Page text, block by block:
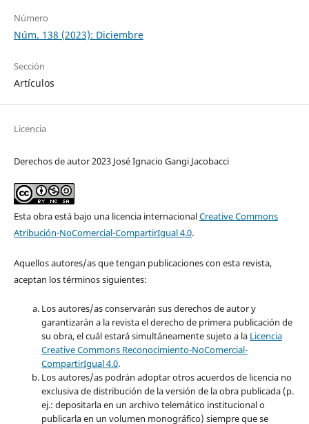
Número
Núm. 138 (2023): Diciembre
Sección
Artículos
Licencia
Derechos de autor 2023 José Ignacio Gangi Jacobacci
Esta obra está bajo una licencia internacionalCreative Commons
Atribución-NoComercial-CompartirIgual 4.0.
Aquellos autores/as que tengan publicaciones con esta revista,
aceptan los términos siguientes:
Los autores/as conservarán sus derechos de autor y
garantizarán a la revista el derecho de primera publicación de
su obra, el cuál estará simultáneamente sujeto a la Licencia
Creative Commons Reconocimiento-NoComercial-
CompartirIgual 4.0.
Los autores/as podrán adoptar otros acuerdos de licencia no
exclusiva de distribución de la versión de la obra publicada (p.
ej.: depositarla en un archivo telemático institucional o
publicarla en un volumen monográfico) siempre que se